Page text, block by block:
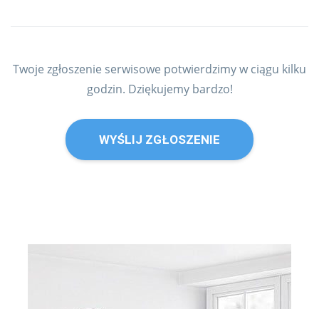
Twoje zgłoszenie serwisowe potwierdzimy w ciągu kilku
godzin. Dziękujemy bardzo!